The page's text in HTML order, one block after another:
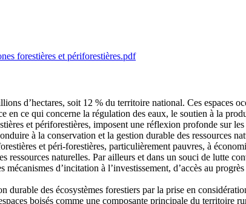
forestières et périforestières.pdf
d’hectares, soit 12 % du territoire national. Ces espaces
ce qui concerne la régulation des eaux, le soutien à la
et périforestières, imposent une réflexion profonde sur
à la conservation et la gestion durable des ressources
et péri-forestières, particulièrement pauvres, à
ressources naturelles. Par ailleurs et dans un souci de lutte
d’incitation à l’investissement, d’accès au
des écosystèmes forestiers par la prise en
boisés comme une composante principale du territoire